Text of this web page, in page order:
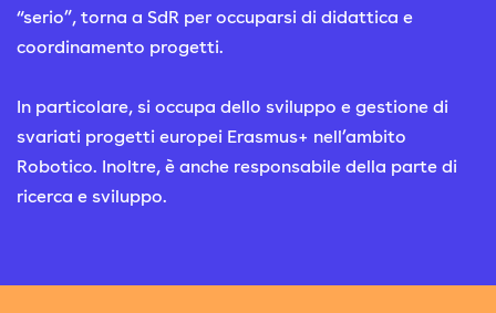
“serio”, torna a SdR per occuparsi di didattica e
coordinamento progetti.
In particolare, si occupa dello sviluppo e gestione di
svariati progetti europei Erasmus+ nell’ambito
Robotico. Inoltre, è anche responsabile della parte di
ricerca e sviluppo.